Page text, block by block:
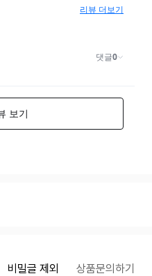
비밀글 제외 상품문의하기